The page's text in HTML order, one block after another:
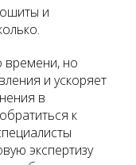
и
времени, но
и ускоряет
в
к
экспертизу